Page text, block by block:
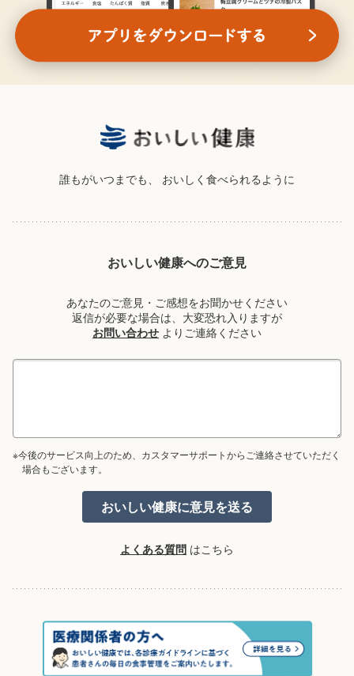
誰もがいつまでも、 おいしく食べられるように
おいしい健康へのご意見
あなたのご意見・ご感想をお聞かせください
返信が必要な場合は、大変恐れ入りますが
お問い合わせ よりご連絡ください
※今後のサービス向上のため、カスタマーサポートからご連絡させていただく
場合もございます。
よくある質問 はこちら